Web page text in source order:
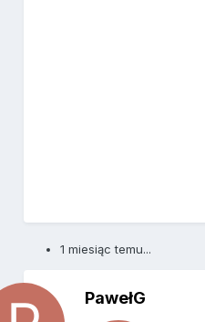
1 miesiąc temu...
PawełG